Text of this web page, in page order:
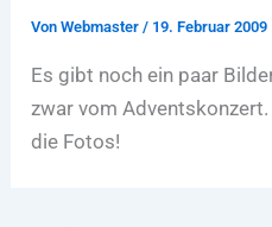
VonWebmaster/ 19. Februar 2009
Es gibt noch ein paar
zwar vom
die Fotos!